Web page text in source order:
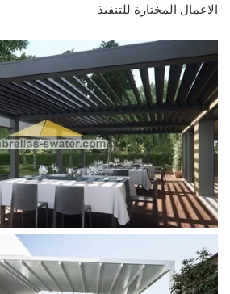
الاعمال المختارة للتنفيذ